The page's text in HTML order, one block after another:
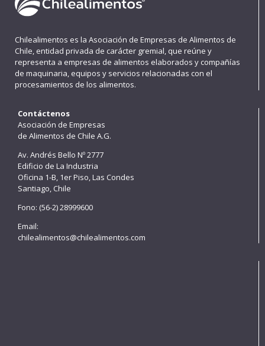
Chilealimentos es la Asociación de Empresas de Alimentos de
Chile, entidad privada de carácter gremial, que reúne y
representa a empresas de alimentos elaborados y compañías
de maquinaria, equipos y servicios relacionadas con el
procesamientos de los alimentos.
Contáctenos
Asociación de Empresas
de Alimentos de Chile A.G.
Av. Andrés Bello Nº 2777
Edificio de La Industria
Oficina 1-B, 1er Piso, Las Condes
Santiago, Chile
Fono: (56-2) 28999600
Email:
chilealimentos@chilealimentos.com